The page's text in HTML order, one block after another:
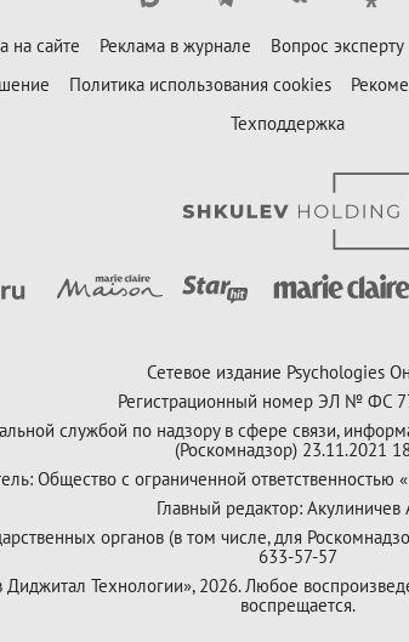
на сайте Реклама в журнале Вопрос эксперту
Политика использования cookies
Техподдержка
Сетевое издание Psychologies
Регистрационный номер ЭЛ № ФС
службой по надзору в сфере связи,
(Роскомнадзор) 23.11.2021
Общество с ограниченной
Главный редактор: Акулиничев
органов (в том числе, для
633-57-57
Технологии», 2026. Любое
воспрещается.